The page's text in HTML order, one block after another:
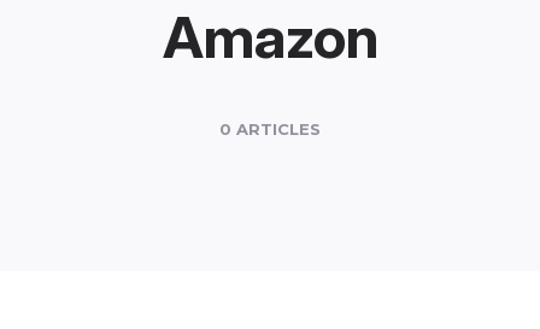
Amazon
0 ARTICLES